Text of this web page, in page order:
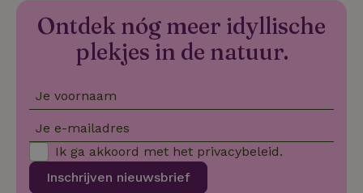
Ontdek nóg meer idyllische
plekjes in de natuur.
Je voornaam
Je e-mailadres
Inschrijven nieuwsbrief
Ik ga akkoord met het privacybeleid.
tot